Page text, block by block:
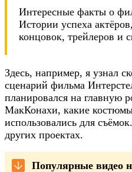
Интересные факты о
Истории успеха
концовок, трейлеров и
Здесь, например, я узнал
сценарий фильма
планировался на главную
МакКонахи, какие костюмы
использовались для
других проектах.
Популярные видео